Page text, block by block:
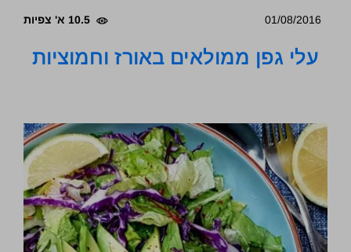
01/08/2016 10.5 א' צפיות
עלי גפן ממולאים באורז וחמוציות